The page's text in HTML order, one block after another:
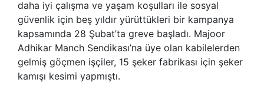
daha iyi çalışma ve yaşam koşulları ile sosyal
güvenlik için beş yıldır yürüttükleri bir kampanya
kapsamında 28 Şubat’ta greve başladı. Majoor
Adhikar Manch Sendikası’na üye olan kabilelerden
gelmiş göçmen işçiler, 15 şeker fabrikası için şeker
kamışı kesimi yapmıştı.